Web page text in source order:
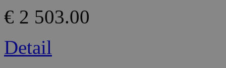
€ 2 503.00
Detail